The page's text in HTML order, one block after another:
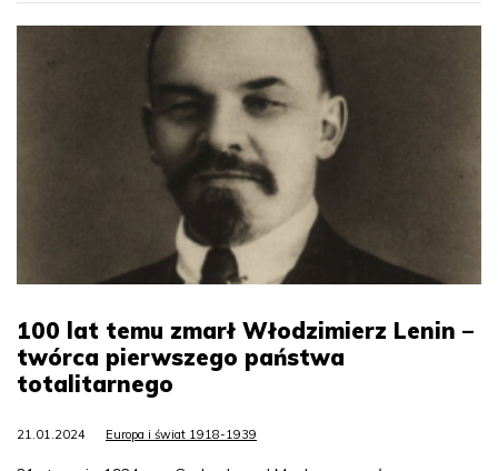
100 lat temu zmarł Włodzimierz Lenin –
twórca pierwszego państwa
totalitarnego
21.01.2024 Europa i świat 1918-1939